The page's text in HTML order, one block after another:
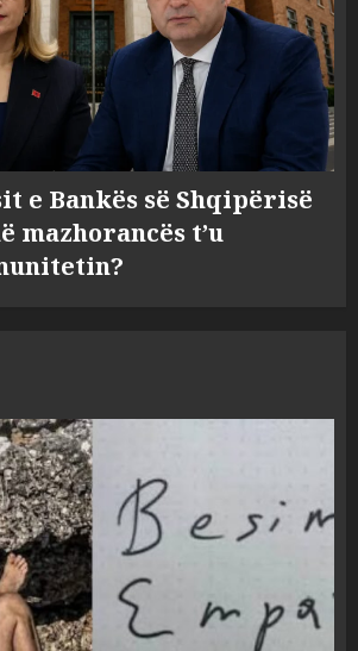
e Bankës së Shqipërisë
mazhorancës t’u